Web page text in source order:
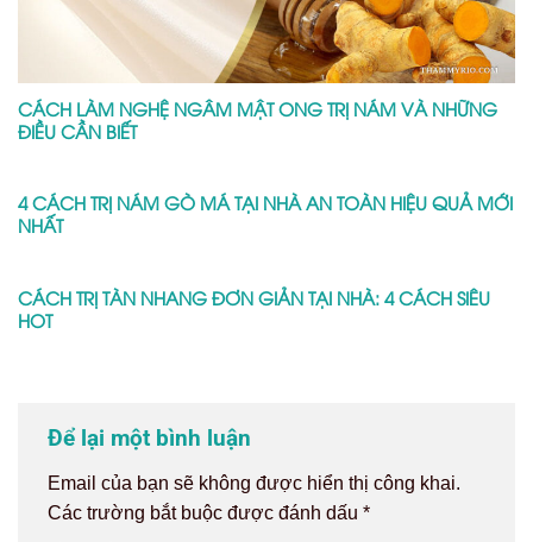
CÁCH LÀM NGHỆ NGÂM MẬT ONG TRỊ NÁM VÀ NHỮNG
ĐIỀU CẦN BIẾT
4 CÁCH TRỊ NÁM GÒ MÁ TẠI NHÀ AN TOÀN HIỆU QUẢ MỚI
NHẤT
CÁCH TRỊ TÀN NHANG ĐƠN GIẢN TẠI NHÀ: 4 CÁCH SIÊU
HOT
Để lại một bình luận
Email của bạn sẽ không được hiển thị công khai.
Các trường bắt buộc được đánh dấu *